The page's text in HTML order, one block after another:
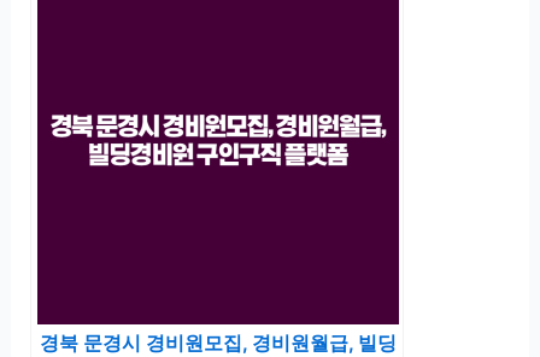
경북 문경시 경비원모집, 경비원월급, 빌딩